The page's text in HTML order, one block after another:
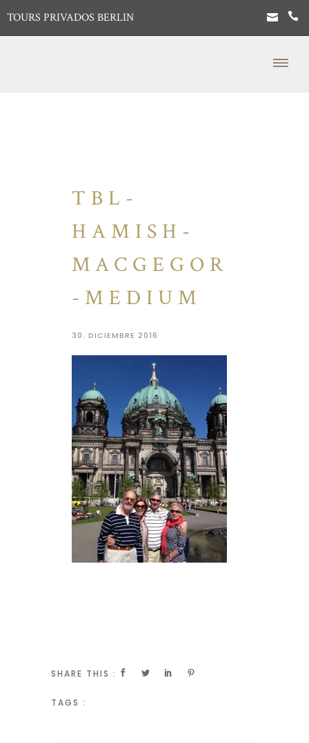
TOURS PRIVADOS BERLIN
TBL-
HAMISH-
MACGEGOR
-MEDIUM
30. DICIEMBRE 2016
SHARE THIS :
TAGS :